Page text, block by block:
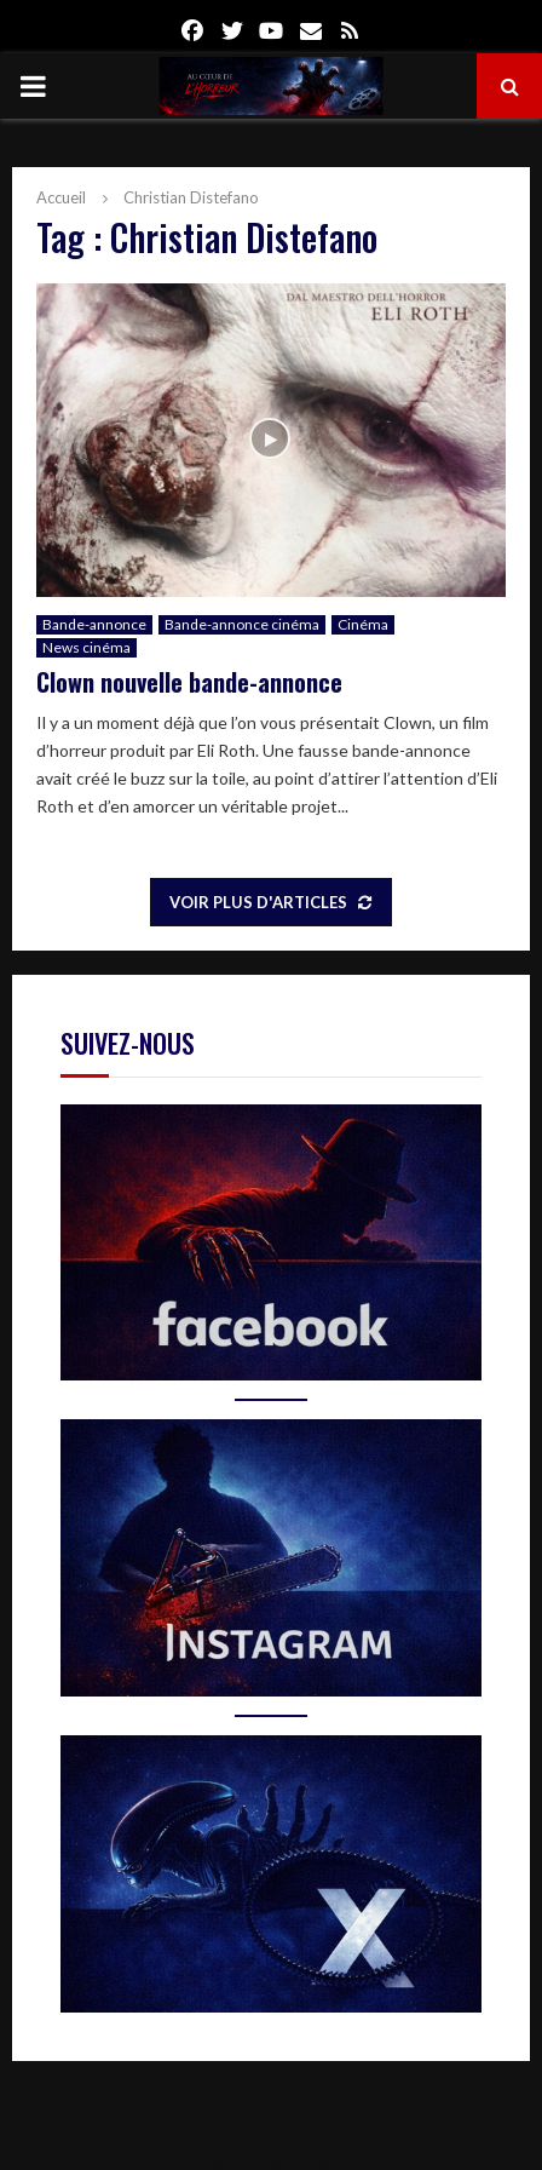
FacebookTwitterYoutube
Email
PRIMARY
Accueil Christian Distefano
Tag : Christian Distefano
Bande-annonce Bande-annonce cinéma
Cinéma
News cinéma
Clown nouvelle bande-annonce
Il y a un moment déjà que l’on vous présentait Clown, un film
d’horreur produit par Eli Roth. Une fausse bande-annonce
avait créé le buzz sur la toile, au point d’attirer l’attention d’Eli
Roth et d’en amorcer un véritable projet...
VOIR PLUS D'ARTICLES
SUIVEZ-NOUS